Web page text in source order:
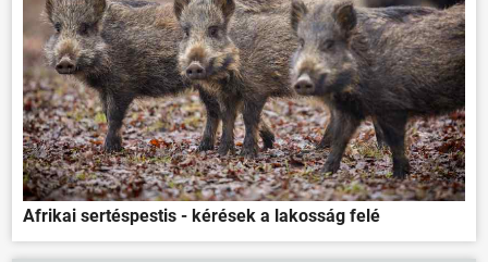
Afrikai sertéspestis - kérések a lakosság felé